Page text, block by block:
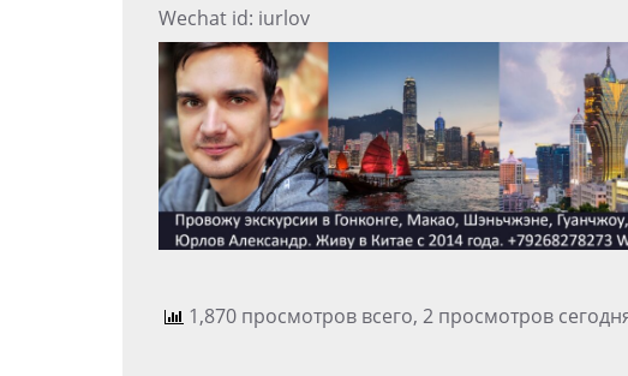
Wechat id: iurlov
1,870 просмотров всего, 2 просмотров